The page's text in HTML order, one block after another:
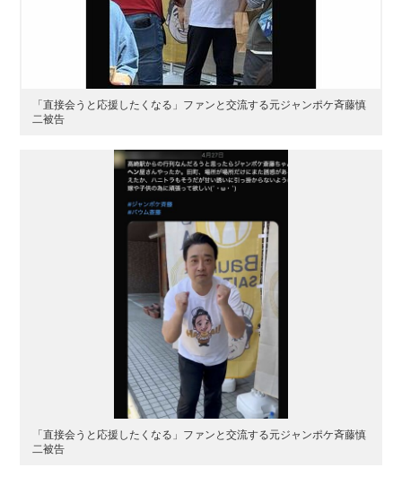
「直接会うと応援したくなる」ファンと交流する元ジャンポケ斉藤慎
二被告
「直接会うと応援したくなる」ファンと交流する元ジャンポケ斉藤慎
二被告